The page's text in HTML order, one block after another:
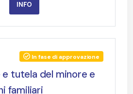
INFO
e tutela del minore e
familiari
In fase di approvazione